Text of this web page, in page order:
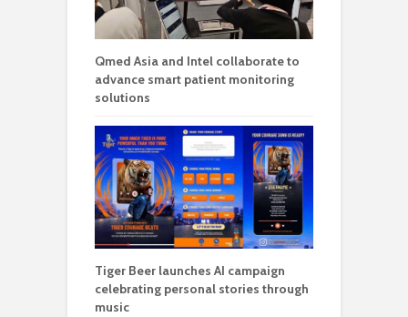
Qmed Asia and Intel collaborate to
advance smart patient monitoring
solutions
Tiger Beer launches AI campaign
celebrating personal stories through
music